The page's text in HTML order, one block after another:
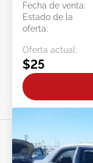
Fecha de venta:
Estado de la
oferta:
Oferta actual:
$25